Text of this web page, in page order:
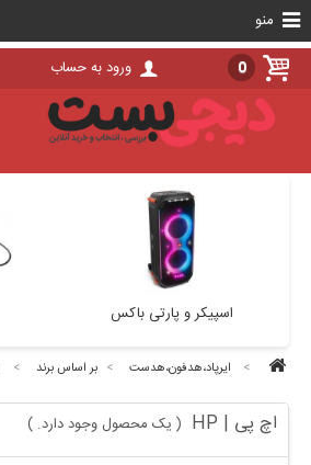
0 ورود به حساب
منو
اسپیکر و پارتی باکس
> ایرپاد،هدفون،هدست > بر اساس برند >
اچ پی | HP ( یک محصول وجود دارد. )